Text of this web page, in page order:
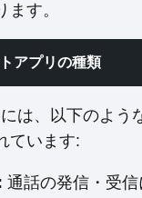
ます。
アプリの種類
は、以下のよう
ています:
通話の発信・受